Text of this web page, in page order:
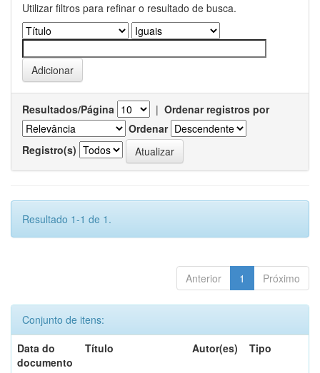
Utilizar filtros para refinar o resultado de busca.
Resultados/Página | Ordenar registros por
Ordenar
Registro(s)
Resultado 1-1 de 1.
Anterior 1 Próximo
Conjunto de itens:
Data do
documento
Título Autor(es) Tipo